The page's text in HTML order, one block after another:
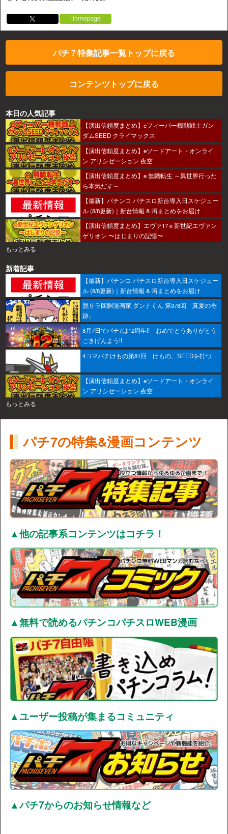
パチ７特集記事一覧トップに戻る
コンテンツトップに戻る
本日の人気記事
【演出信頼度まとめ】eフィーバー機動戦士ガン
ダムSEED クライマックス
【演出信頼度まとめ】eソードアート・オンライ
ン アリシゼーション 夜空
【演出信頼度まとめ】e 無職転生 ～異世界行った
ら本気だす～
【最新】パチンコ パチスロ新台導入日スケジュー
ル (8/8更新)｜新台情報 & 噂まとめをお届け
【演出信頼度まとめ】エヴァ17ｅ新世紀エヴァン
ゲリオン 〜はじまりの記憶〜
もっとみる
新着記事
【最新】パチンコ パチスロ新台導入日スケジュー
ル (8/8更新)｜新台情報 & 噂まとめをお届け
脱サラ回胴漫画家 ダンナくん 第378回「真夏の奇
跡」
8月7日でパチ7は12周年!! おめでとうありがとう
ごきげんよう!!
4コマパチけもの第81回 けもの、SEEDを打つ
【演出信頼度まとめ】eソードアート・オンライ
ン アリシゼーション 夜空
もっとみる
パチ7の特集&漫画コンテンツ
▲他の記事系コンテンツはコチラ！
▲無料で読めるパチンコパチスロWEB漫画
▲ユーザー投稿が集まるコミュニティ
▲パチ7からのお知らせ情報など